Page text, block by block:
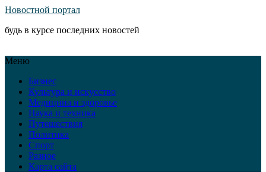
Новостной портал
будь в курсе последних новостей
Меню
Бизнес
Культура и искусство
Медицина и здоровье
Наука и техника
Путешествия
Политика
Спорт
Разное
Карта сайта